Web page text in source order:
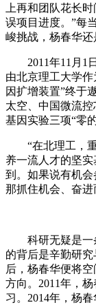
上再和团队花长
误项目进度。”每
峻挑战，杨春华还
2011年11月1日
由北京理工大学
因扩增装置”终于
太空、中国微流
基因实验三项“零的
“在北理工，重
养一流人才的坚
到。如果说有机会
那抓住机会、奋
科研无疑是一
的背后是辛勤研
后，杨春华便将
方向。2011年，
习。2014年，杨